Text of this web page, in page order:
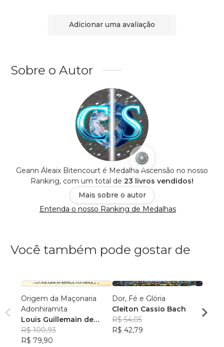
Adicionar uma avaliação
Sobre o Autor
Geann Áleaix Bitencourt é Medalha Ascensão no nosso
Ranking, com um total de 23 livros vendidos!
Mais sobre o autor
Entenda o nosso Ranking de Medalhas
Você também pode gostar de
Origem da Maçonaria
Adonhiramita
Louis Guillemain de
Saint-Victor
R$ 100,93
R$ 79,90
Dor, Fé e Glória
Cleiton Cassio Bach
R$ 54,05
R$ 42,79
R$